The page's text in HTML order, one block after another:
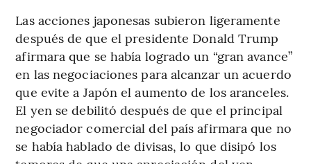
Las acciones japonesas subieron ligeramente
después de que el presidente Donald Trump
afirmara que se había logrado un “gran avance”
en las negociaciones para alcanzar un acuerdo
que evite a Japón el aumento de los aranceles.
El yen se debilitó después de que el principal
negociador comercial del país afirmara que no
se había hablado de divisas, lo que disipó los